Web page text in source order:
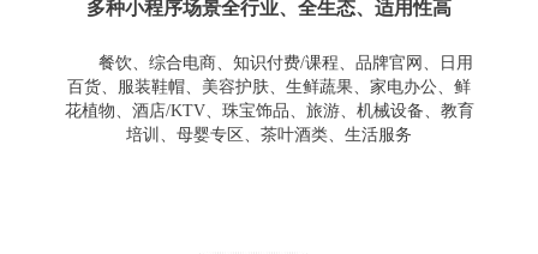
多种小程序场景全行业、全生态、适用性高
餐饮、综合电商、知识付费/课程、品牌官网、日用
百货、服装鞋帽、美容护肤、生鲜蔬果、家电办公、鲜
花植物、酒店/KTV、珠宝饰品、旅游、机械设备、教育
培训、母婴专区、茶叶酒类、生活服务